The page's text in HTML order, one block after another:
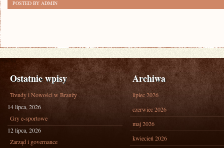
POSTED BY ADMIN
Ostatnie wpisy
Trendy i Nowości w Branży
14 lipca, 2026
Gry e-sportowe
12 lipca, 2026
Zarząd i governance
Archiwa
lipiec 2026
czerwiec 2026
maj 2026
kwiecień 2026